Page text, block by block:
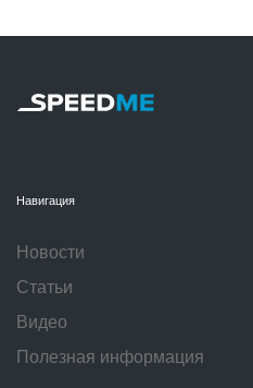
Навигация
Новости
Статьи
Видео
Полезная информация